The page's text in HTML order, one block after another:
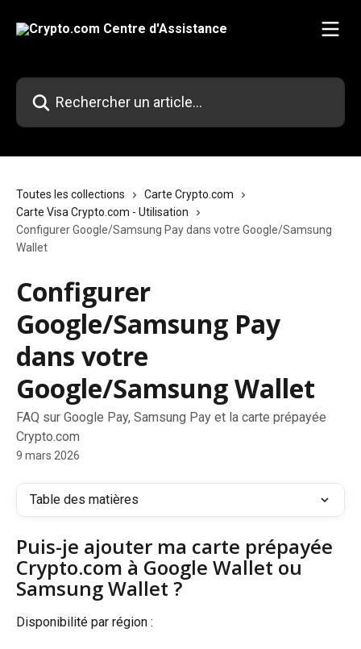
Rechercher un article...
Toutes les collections
Carte Crypto.com
Carte Visa Crypto.com - Utilisation
Configurer Google/Samsung Pay dans votre Google/Samsung
Wallet
Configurer
Google/Samsung Pay
dans votre
Google/Samsung Wallet
FAQ sur Google Pay, Samsung Pay et la carte prépayée
Crypto.com
9 mars 2026
Table des matières
Puis-je ajouter ma carte prépayée
Crypto.com à Google Wallet ou
Samsung Wallet ?
Disponibilité par région :